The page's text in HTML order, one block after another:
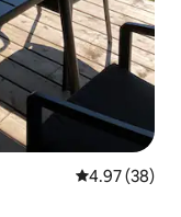
Calificación
4.97 (38)